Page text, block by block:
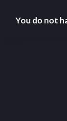
You do not